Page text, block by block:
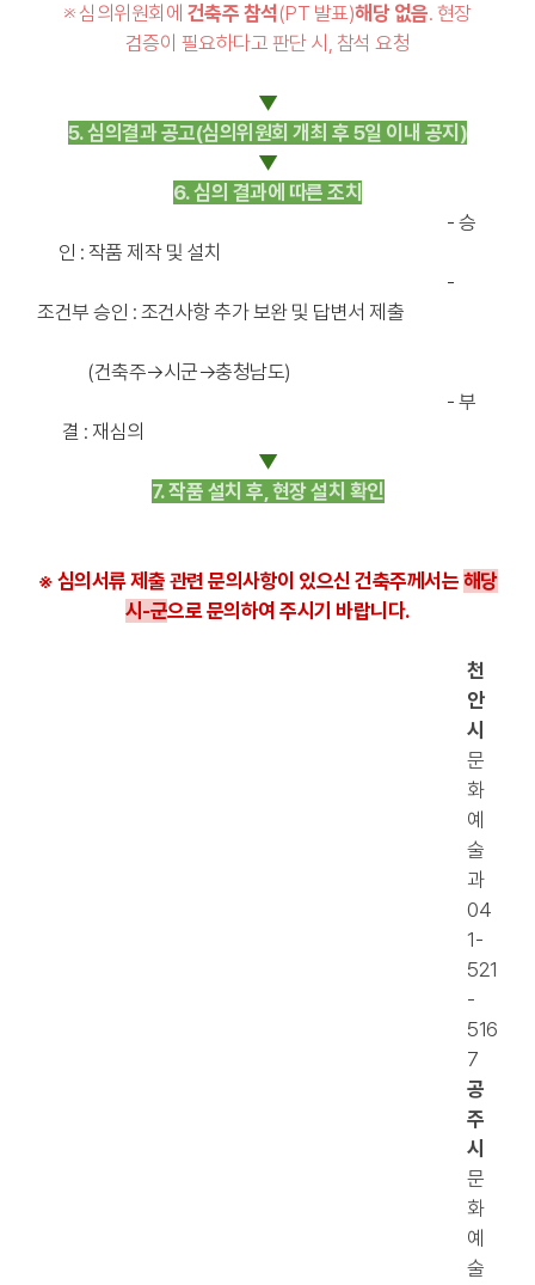
※ 심의위원회에 건축주 참석 (PT 발표)해당 없음. 현장
검증이 필요하다고 판단 시 , 참석요청
▼
5. 심의결과 공고(심의위원회 개최 후 5일 이내 공지)
▼
6. 심의 결과에 따른 조치
- 승
인 : 작품 제작 및 설치
-
조건부 승인 : 조건사항 추가 보완 및 답변서 제출
(건축주→시군→충청남도)
- 부
결 : 재심의
▼
7. 작품 설치 후, 현장 설치 확인
※ 심의서류 제출 관련 문의사항이 있으신 건축주께서는 해당
시-군으로 문의하여 주시기 바랍니다.
천
안
시
문
화
예
술
과
04
1-
521
-
516
7
공
주
시
문
화
예
술